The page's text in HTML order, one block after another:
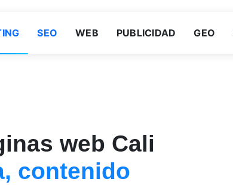
SEO WEB PUBLICIDAD GEO
web Cali
contenido